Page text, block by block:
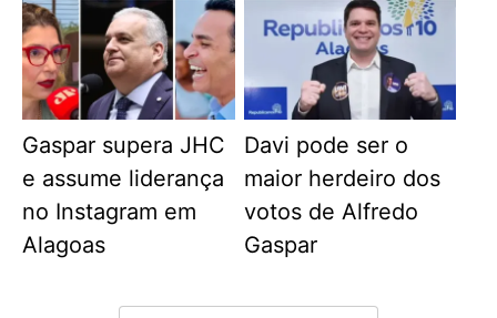
Gaspar supera JHC
e assume liderança
no Instagram em
Alagoas
Davi pode ser o
maior herdeiro dos
votos de Alfredo
Gaspar